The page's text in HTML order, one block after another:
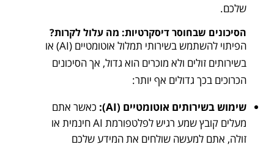
שלכם.
הסיכונים שבחוסר דיסקרטיות: מה עלול לקרות?
הפיתוי להשתמש בשירותי תמלול אוטומטיים (AI) או
בשירותים זולים ולא מוכרים הוא גדול, אך הסיכונים
הכרוכים בכך גדולים אף יותר:
שימוש בשירותים אוטומטיים (AI):
כאשר אתם
מעלים קובץ שמע רגיש לפלטפורמת AI חינמית או
זולה, אתם למעשה שולחים את המידע שלכם